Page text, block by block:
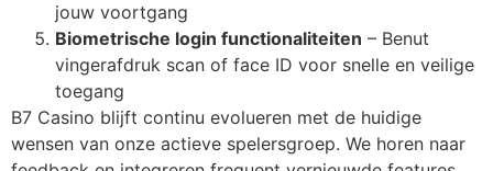
jouw voortgang
Biometrische login functionaliteiten – Benut
vingerafdruk scan of face ID voor snelle en veilige
toegang
B7 Casino blijft continu evolueren met de huidige
wensen van onze actieve spelersgroep. We horen naar